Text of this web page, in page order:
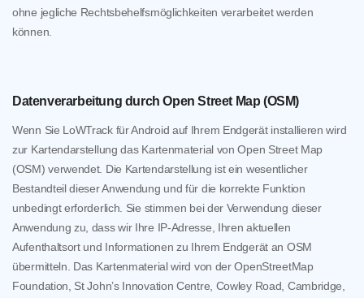
ohne jegliche Rechtsbehelfsmöglichkeiten verarbeitet werden
können.
Datenverarbeitung durch Open Street Map (OSM)
Wenn Sie LoWTrack für Android auf Ihrem Endgerät installieren wird
zur Kartendarstellung das Kartenmaterial von Open Street Map
(OSM) verwendet. Die Kartendarstellung ist ein wesentlicher
Bestandteil dieser Anwendung und für die korrekte Funktion
unbedingt erforderlich. Sie stimmen bei der Verwendung dieser
Anwendung zu, dass wir Ihre IP-Adresse, Ihren aktuellen
Aufenthaltsort und Informationen zu Ihrem Endgerät an OSM
übermitteln. Das Kartenmaterial wird von der OpenStreetMap
Foundation, St John’s Innovation Centre, Cowley Road, Cambridge,